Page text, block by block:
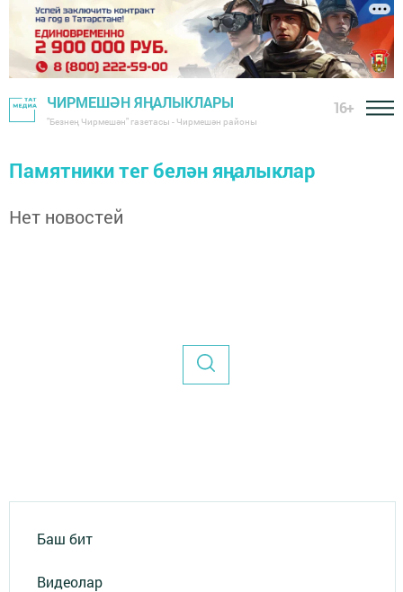
ЧИРМЕШӘН ЯҢАЛЫКЛАРЫ
"Безнең Чирмешән" газетасы - Чирмешән районы
16+
Памятники тег белән яңалыклар
Нет новостей
Баш бит
Видеолар